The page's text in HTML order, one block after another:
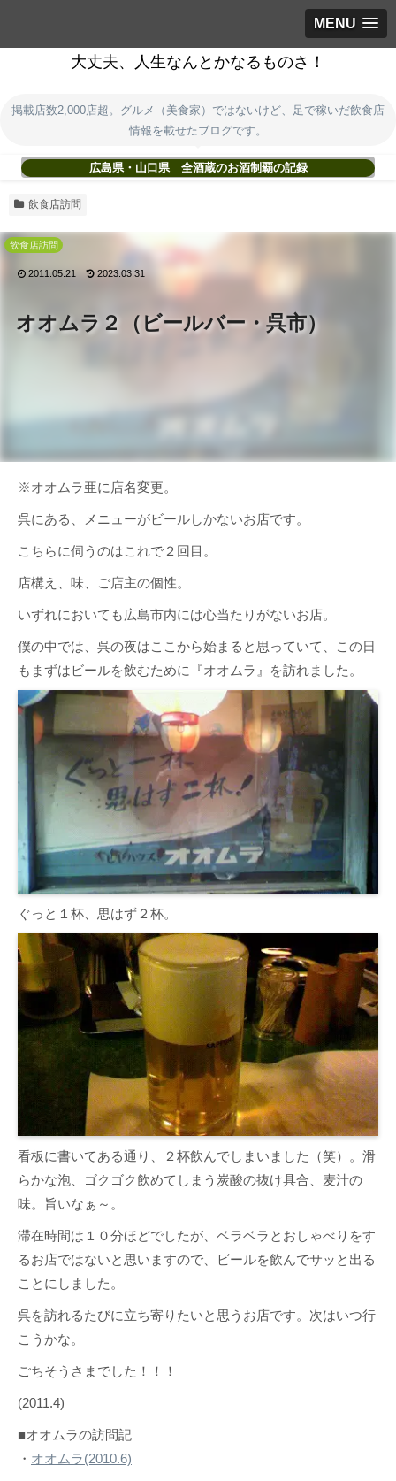
MENU
大丈夫、人生なんとかなるものさ！
掲載店数2,000店超。グルメ（美食家）ではないけど、足で稼いだ飲食店
情報を載せたブログです。
広島県・山口県 全酒蔵のお酒制覇の記録
飲食店訪問
オオムラ２（ビールバー・呉市）
飲食店訪問
2011.05.21 2023.03.31
※オオムラ亜に店名変更。
呉にある、メニューがビールしかないお店です。
こちらに伺うのはこれで２回目。
店構え、味、ご店主の個性。
いずれにおいても広島市内には心当たりがないお店。
僕の中では、呉の夜はここから始まると思っていて、この日
もまずはビールを飲むために『オオムラ』を訪れました。
ぐっと１杯、思はず２杯。
看板に書いてある通り、２杯飲んでしまいました（笑）。滑
らかな泡、ゴクゴク飲めてしまう炭酸の抜け具合、麦汁の
味。旨いなぁ～。
滞在時間は１０分ほどでしたが、ベラベラとおしゃべりをす
るお店ではないと思いますので、ビールを飲んでサッと出る
ことにしました。
呉を訪れるたびに立ち寄りたいと思うお店です。次はいつ行
こうかな。
ごちそうさまでした！！！
(2011.4)
■オオムラの訪問記
・ オオムラ(2010.6)